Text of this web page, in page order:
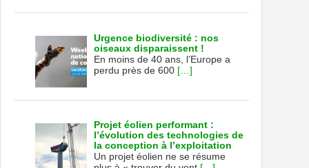
Urgence biodiversité : nos
oiseaux disparaissent !
En moins de 40 ans, l’Europe a
perdu près de 600 […]
Projet éolien performant :
l’évolution des technologies de
la conception à l’exploitation
Un projet éolien ne se résume